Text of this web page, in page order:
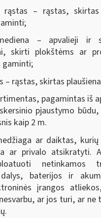
rąstas – rąstas,
– apvalieji ir
skirti plokštėms ar
gaminti;
– rąstas, skirtas
pagamintas iš
pjaustymo būdu,
kaip 2 m.
ar daiktas,
ar privalo atsikratyti.
netinkamos
baterijos ir
įrangos
ar jos turi, ar ne